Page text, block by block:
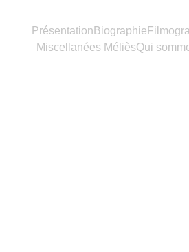
Présentation Biographie
Miscellanées MélièsQui